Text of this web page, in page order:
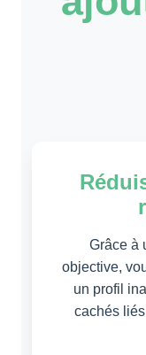
Grâce à
objective,
un profil
cachés